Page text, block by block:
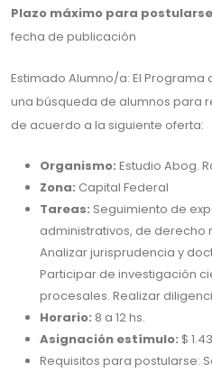
Plazo máximo para
fecha de publicación
Estimado Alumno/a: El
una búsqueda de alumnos para
de acuerdo a la siguiente oferta:
Organismo: Estudio Abog.
Zona: Capital Federal
Tareas: Seguimiento de
administrativos, de derecho
Analizar jurisprudencia y
Participar de investigación
procesales. Realizar
Horario: 8 a 12 hs.
Asignación estímulo: $
Requisitos para postularse: